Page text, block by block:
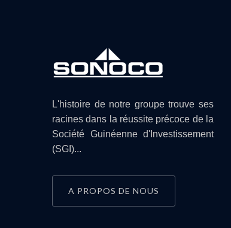
L'histoire de notre groupe trouve ses
racines dans la réussite précoce de la
Société Guinéenne d'Investissement
(SGI)...
A PROPOS DE NOUS